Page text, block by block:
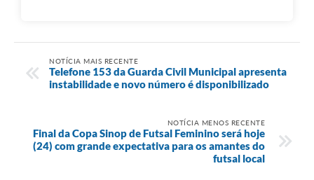
NOTÍCIA MAIS RECENTE
Telefone 153 da Guarda Civil Municipal apresenta
instabilidade e novo número é disponibilizado
NOTÍCIA MENOS RECENTE
Final da Copa Sinop de Futsal Feminino será hoje
(24) com grande expectativa para os amantes do
futsal local